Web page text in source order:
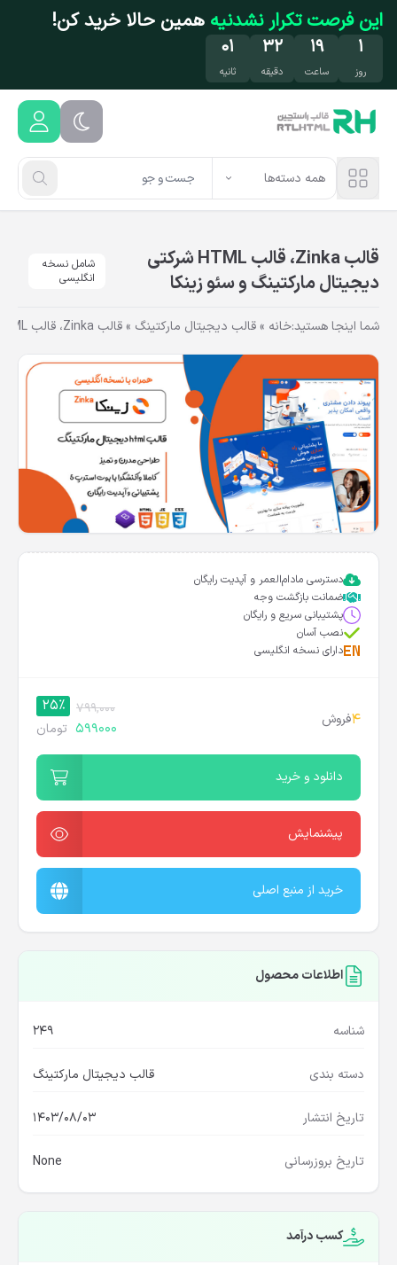
رفتن به محتوای اصلی
این فرصت تکرار نشدنیه همین حالا خرید کن!
۱
روز
۱۹
ساعت
۳۲
دقیقه
۰۰
ثانیه
همه دسته‌ها
قالب Zinka، قالب HTML شرکتی
دیجیتال مارکتینگ و سئو زینکا
شامل نسخه
انگلیسی
شما اینجا هستید:خانه »قالب دیجیتال مارکتینگ »قالب Zinka، قالب HTML شرکتی دیجیتال مارکتینگ و سئو زینکا
دسترسی مادام‌العمر و آپدیت رایگان
ضمانت بازگشت وجه
پشتیبانی سریع و رایگان
نصب آسان
دارای نسخه انگلیسی
4فروش
799,000
25%
599000 تومان
دانلود و خرید
پیشنمایش
خرید از منبع اصلی
اطلاعات محصول
شناسه 249
دسته بندی قالب دیجیتال مارکتینگ
تاریخ انتشار 1403/08/03
تاریخ بروزرسانی None
کسب درآمد